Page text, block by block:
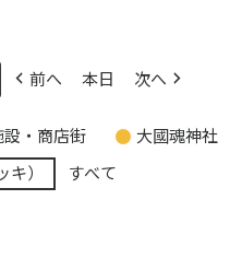
前へ 本日 次へ
設・商店街
大國魂神社
）
すべて